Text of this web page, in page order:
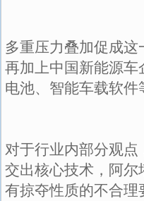
多重压力叠加促成
再加上中国新能源
电池、智能车载软
对于行业内部分观
交出核心技术，阿
有掠夺性质的不合理